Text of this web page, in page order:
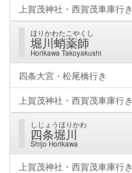
上賀茂神社・西賀茂車庫行き
ほりかわたこやくし
堀川蛸薬師
Horikawa Takoyakushi
四条大宮・松尾橋行き
上賀茂神社・西賀茂車庫行き
しじょうほりかわ
四条堀川
Shijo Horikawa
上賀茂神社・西賀茂車庫行き